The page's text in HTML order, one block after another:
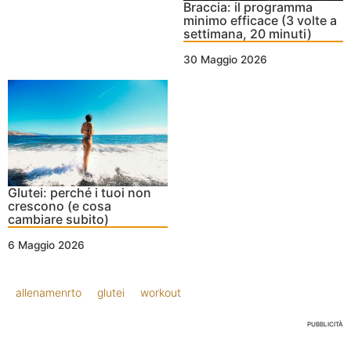
Braccia: il programma
minimo efficace (3 volte a
settimana, 20 minuti)
30 Maggio 2026
Glutei: perché i tuoi non
crescono (e cosa
cambiare subito)
6 Maggio 2026
allenamenrto glutei workout
PUBBLICITÀ